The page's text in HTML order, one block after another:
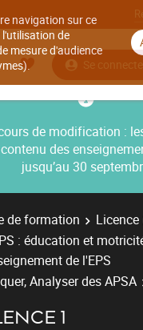
navigation sur ce
de
mesure d'audience
Se
de modification :
des
jusqu’au 30
de formation
: éducation et
de l'EPS
Analyser des APSA
1